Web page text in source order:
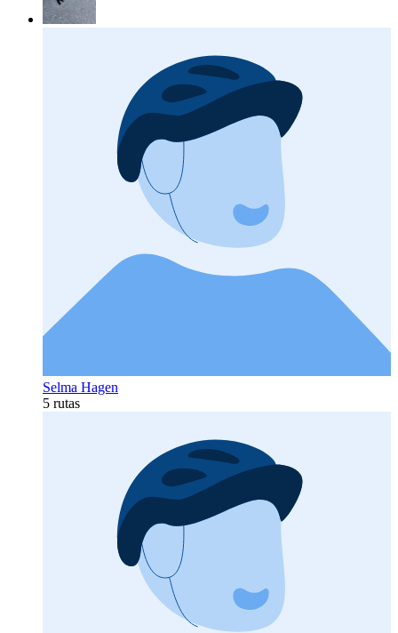
Selma Hagen
5 rutas